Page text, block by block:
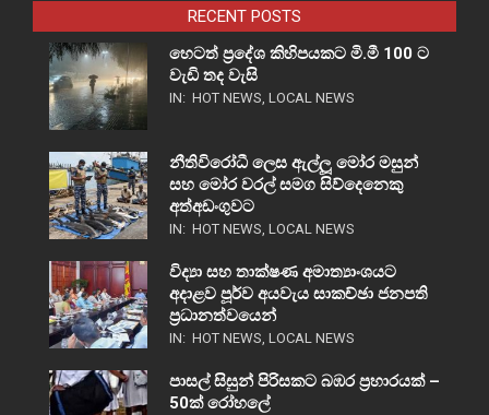
RECENT POSTS
හෙටත් ප්‍රදේශ කිහිපයකට මි.මී 100 ට
වැඩි තද වැසි
IN: HOT NEWS, LOCAL NEWS
නීතිවිරෝධී ලෙස ඇල්ලූ මෝර මසුන්
සහ මෝර වරල් සමග සිව්දෙනෙකු
අත්අඩංගුවට
IN: HOT NEWS, LOCAL NEWS
විද්‍යා සහ තාක්ෂණ අමාත්‍යාංශයට
අදාළව පූර්ව අයවැය සාකච්ඡා ජනපති
ප්‍රධානත්වයෙන්
IN: HOT NEWS, LOCAL NEWS
පාසල් සිසුන් පිරිසකට බඹර ප්‍රහාරයක් –
50ක් රෝහලේ